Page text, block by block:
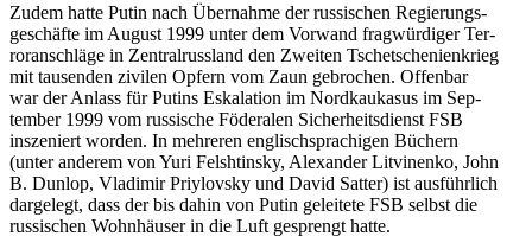
Zudem hatte Putin nach Über­nahme der rus­si­schen Regie­rungs­
ge­schäfte im August 1999 unter dem Vorwand frag­wür­di­ger Ter­
ror­an­schläge in Zen­tral­russ­land den Zweiten Tsche­tsche­ni­en­krieg
mit tau­sen­den zivilen Opfern vom Zaun gebro­chen. Offen­bar
war der Anlass für Putins Eska­la­tion im Nord­kau­ka­sus im Sep­
tem­ber 1999 vom rus­si­sche Föde­ra­len Sicher­heits­dienst FSB
insze­niert worden. In meh­re­ren eng­lisch­spra­chi­gen Büchern
(unter anderem von Yuri Felsht­in­sky, Alex­an­der Lit­vi­nenko, John
B. Dunlop, Vla­di­mir Pri­y­l­ovsky und David Satter) ist aus­führ­lich
dar­ge­legt, dass der bis dahin von Putin gelei­tete FSB selbst die
rus­si­schen Wohn­häu­ser in die Luft gesprengt hatte.